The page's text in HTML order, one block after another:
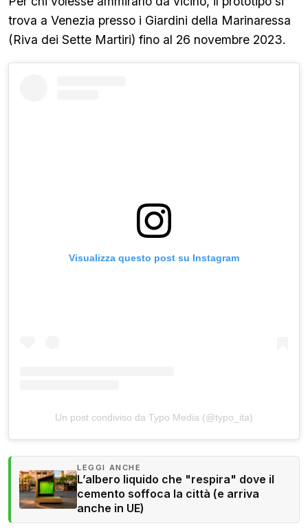
trova a Venezia presso i Giardini della Marinaressa
(Riva dei Sette Martiri) fino al 26 novembre 2023.
Visualizza questo post su Instagram
Un post condiviso da Typo Media (@typo_ita)
LEGGI ANCHE
L’albero liquido che "respira" dove il
cemento soffoca la città (e arriva
anche in UE)